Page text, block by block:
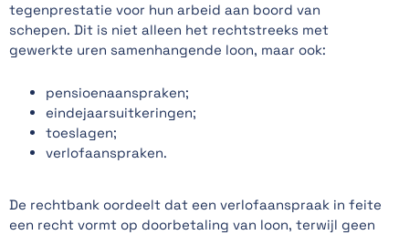
tegenprestatie voor hun arbeid aan boord van
schepen. Dit is niet alleen het rechtstreeks met
gewerkte uren samenhangende loon, maar ook:
pensioenaanspraken;
eindejaarsuitkeringen;
toeslagen;
verlofaanspraken.
De rechtbank oordeelt dat een verlofaanspraak in feite
een recht vormt op doorbetaling van loon, terwijl geen